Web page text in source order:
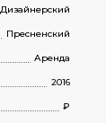
Дизайнерский
Пресненский
Аренда
2016
₽